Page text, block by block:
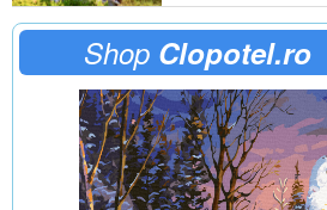
Shop Clopotel.ro